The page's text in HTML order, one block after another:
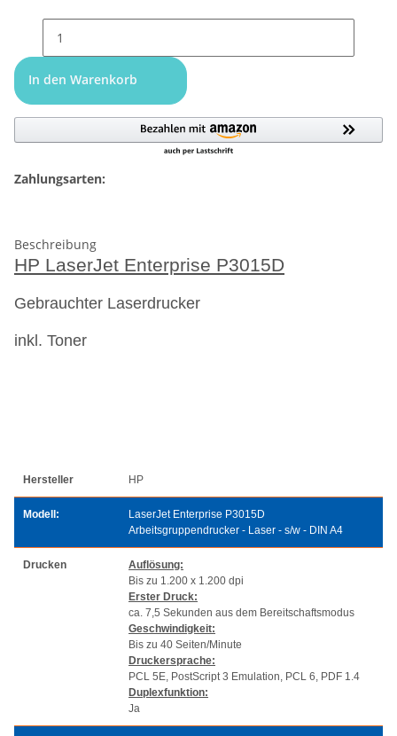
In den Warenkorb
Zahlungsarten:
Beschreibung
HP LaserJet Enterprise P3015D
Gebrauchter Laserdrucker
inkl. Toner
Hersteller HP
Modell:
LaserJet Enterprise P3015D
Arbeitsgruppendrucker - Laser - s/w - DIN A4
Drucken
Auflösung:
Bis zu 1.200 x 1.200 dpi
Erster Druck:
ca. 7,5 Sekunden aus dem Bereitschaftsmodus
Geschwindigkeit:
Bis zu 40 Seiten/Minute
Druckersprache:
PCL 5E, PostScript 3 Emulation, PCL 6, PDF 1.4
Duplexfunktion:
Ja